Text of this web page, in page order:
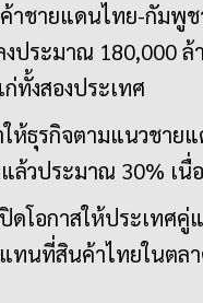
าชายแดนไทย-กัมพู
ประมาณ 180,000 ล้
ทั้งสองประเทศ
ห้ธุรกิจตามแนวชาย
แล้วประมาณ 30% เ
ดโอกาสให้ประเทศคู่
ทนที่สินค้าไทยในตล